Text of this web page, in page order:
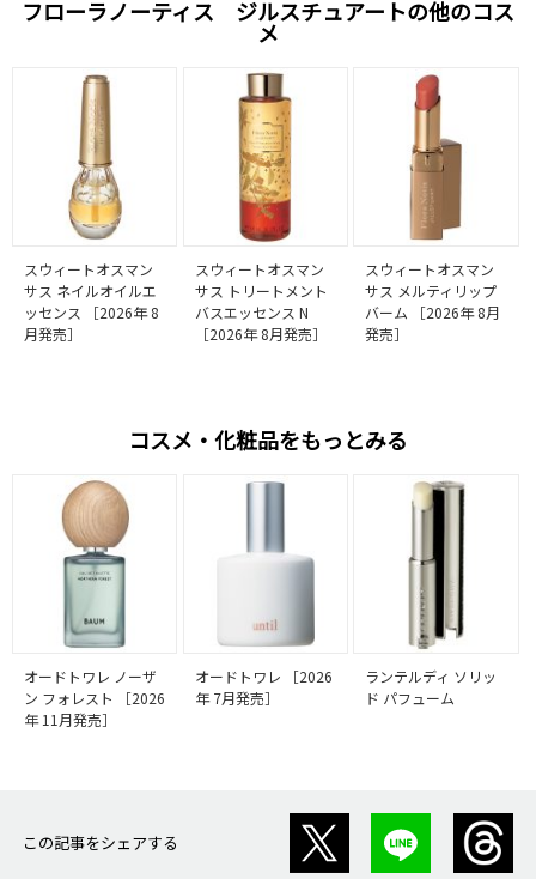
フローラノーティス ジルスチュアートの他のコス
メ
スウィートオスマン
サス ネイルオイルエ
ッセンス ［2026年 8
月発売］
スウィートオスマン
サス トリートメント
バスエッセンス N
［2026年 8月発売］
スウィートオスマン
サス メルティリップ
バーム ［2026年 8月
発売］
コスメ・化粧品をもっとみる
オードトワレ ノーザ
ン フォレスト ［2026
年 11月発売］
オードトワレ ［2026
年 7月発売］
ランテルディ ソリッ
ド パフューム
この記事をシェアする